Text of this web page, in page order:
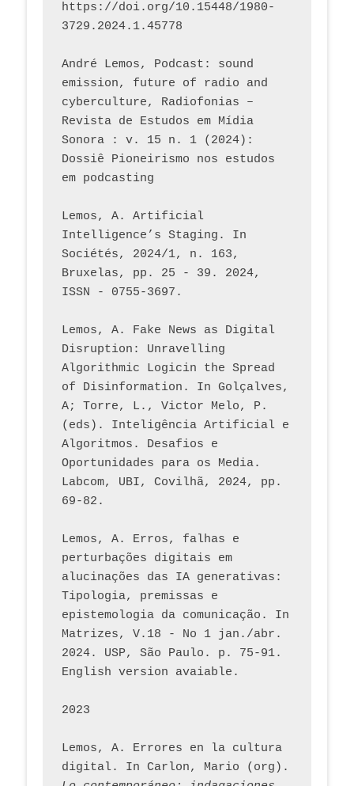
https://doi.org/10.15448/1980-
3729.2024.1.45778
André Lemos, Podcast: sound
emission, future of radio and
cyberculture, Radiofonias –
Revista de Estudos em Mídia
Sonora : v. 15 n. 1 (2024):
Dossiê Pioneirismo nos estudos
em podcasting
Lemos, A. Artificial
Intelligence’s Staging. In
Sociétés, 2024/1, n. 163,
Bruxelas, pp. 25 - 39. 2024,
ISSN - 0755-3697.
Lemos, A. Fake News as Digital
Disruption: Unravelling
Algorithmic Logicin the Spread
of Disinformation. In Golçalves,
A; Torre, L., Victor Melo, P.
(eds). Inteligência Artificial e
Algoritmos. Desafios e
Oportunidades para os Media.
Labcom, UBI, Covilhã, 2024, pp.
69-82.
Lemos, A. Erros, falhas e
perturbações digitais em
alucinações das IA generativas:
Tipologia, premissas e
epistemologia da comunicação. In
Matrizes, V.18 - No 1 jan./abr.
2024. USP, São Paulo. p. 75-91.
English version avaiable.
2023
Lemos, A. Errores en la cultura